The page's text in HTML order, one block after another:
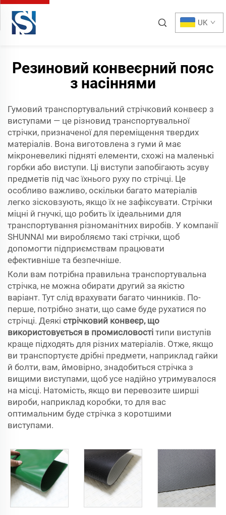
UK
Резиновий конвеєрний пояс
з насіннями
Гумовий транспортувальний стрічковий конвеєр з
виступами — це різновид транспортувальної
стрічки, призначеної для переміщення твердих
матеріалів. Вона виготовлена з гуми й має
мікроневеликі підняті елементи, схожі на маленькі
горбки або виступи. Ці виступи запобігають зсуву
предметів під час їхнього руху по стрічці. Це
особливо важливо, оскільки багато матеріалів
легко зісковзують, якщо їх не зафіксувати. Стрічки
міцні й гнучкі, що робить їх ідеальними для
транспортування різноманітних виробів. У компанії
SHUNNAI ми виробляємо такі стрічки, щоб
допомогти підприємствам працювати
ефективніше та безпечніше.
Коли вам потрібна правильна транспортувальна
стрічка, не можна обирати другий за якістю
варіант. Тут слід врахувати багато чинників. По-
перше, потрібно знати, що саме буде рухатися по
стрічці. Деякі стрічковий конвеєр, що
використовується в промисловості типи виступів
краще підходять для різних матеріалів. Отже, якщо
ви транспортуєте дрібні предмети, наприклад гайки
й болти, вам, ймовірно, знадобиться стрічка з
вищими виступами, щоб усе надійно утримувалося
на місці. Натомість, якщо ви перевозите ширші
вироби, наприклад коробки, то для вас
оптимальним буде стрічка з коротшими
виступами.